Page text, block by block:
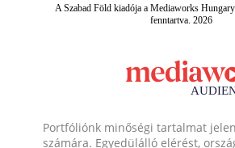
A Szabad Föld kiadója a Mediaworks
fenntartva. 2026
Portfóliónk minőségi tartalmat
számára. Egyedülálló elérést,